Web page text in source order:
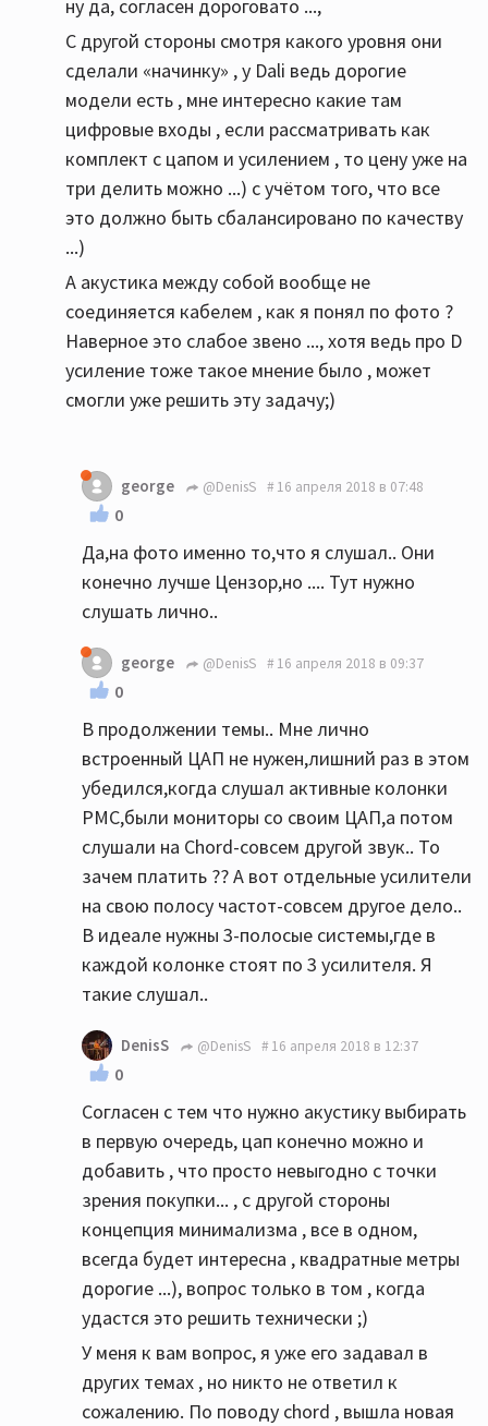
ну да, согласен дороговато ...,
С другой стороны смотря какого уровня они
сделали «начинку» , у Dali ведь дорогие
модели есть , мне интересно какие там
цифровые входы , если рассматривать как
комплект с цапом и усилением , то цену уже на
три делить можно ...) с учётом того, что все
это должно быть сбалансировано по качеству
...)
А акустика между собой вообще не
соединяется кабелем , как я понял по фото ?
Наверное это слабое звено ..., хотя ведь про D
усиление тоже такое мнение было , может
смогли уже решить эту задачу;)
george @DenisS 16 апреля 2018 в 07:48
0
Да,на фото именно то,что я слушал.. Они
конечно лучше Цензор,но .... Тут нужно
слушать лично..
george @DenisS 16 апреля 2018 в 09:37
0
В продолжении темы.. Мне лично
встроенный ЦАП не нужен,лишний раз в этом
убедился,когда слушал активные колонки
PMC,были мониторы со своим ЦАП,а потом
слушали на Chord-совсем другой звук.. То
зачем платить ?? А вот отдельные усилители
на свою полосу частот-совсем другое дело..
В идеале нужны 3-полосые системы,где в
каждой колонке стоят по 3 усилителя. Я
такие слушал..
DenisS @DenisS 16 апреля 2018 в 12:37
0
Согласен с тем что нужно акустику выбирать
в первую очередь, цап конечно можно и
добавить , что просто невыгодно с точки
зрения покупки... , с другой стороны
концепция минимализма , все в одном,
всегда будет интересна , квадратные метры
дорогие ...), вопрос только в том , когда
удастся это решить технически ;)
У меня к вам вопрос, я уже его задавал в
других темах , но никто не ответил к
сожалению. По поводу chord , вышла новая